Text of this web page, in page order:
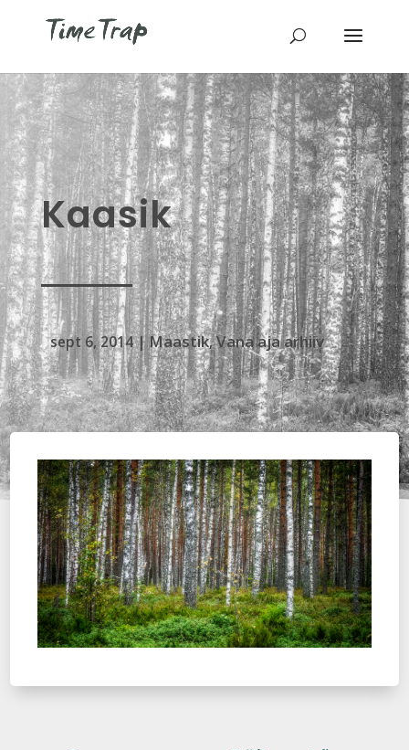
Kaasik
sept 6, 2014|Maastik,Vana aja arhiiv